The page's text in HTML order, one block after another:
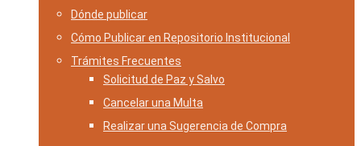
Dónde publicar
Cómo Publicar en Repositorio Institucional
Trámites Frecuentes
Solicitud de Paz y Salvo
Cancelar una Multa
Realizar una Sugerencia de Compra